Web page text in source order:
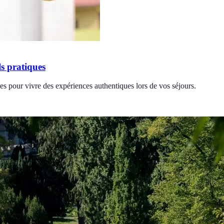
pratiques
pour vivre des expériences authentiques lors de vos séjours.